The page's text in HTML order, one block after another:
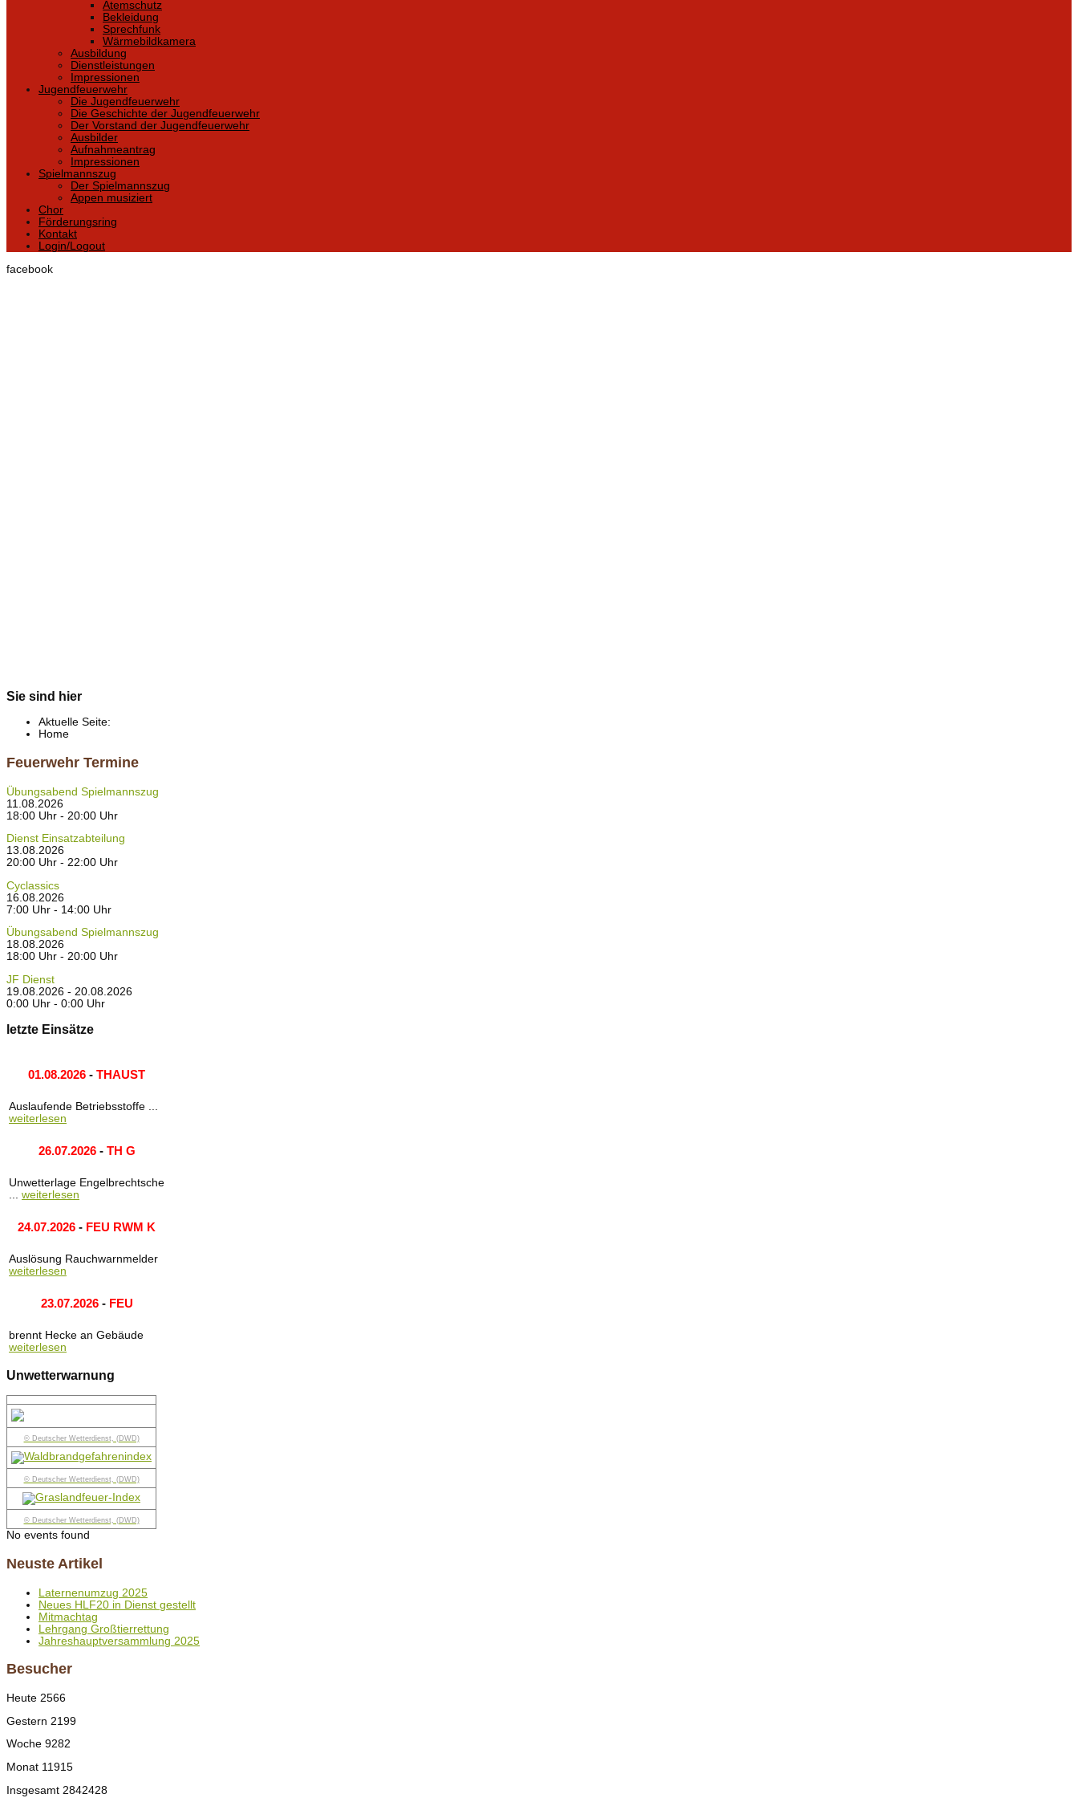
Atemschutz
Bekleidung
Sprechfunk
Wärmebildkamera
Ausbildung
Dienstleistungen
Impressionen
Jugendfeuerwehr
Die Jugendfeuerwehr
Die Geschichte der Jugendfeuerwehr
Der Vorstand der Jugendfeuerwehr
Ausbilder
Aufnahmeantrag
Impressionen
Spielmannszug
Der Spielmannszug
Appen musiziert
Chor
Förderungsring
Kontakt
Login/Logout
facebook
Sie sind hier
Aktuelle Seite:
Home
Feuerwehr Termine
Übungsabend Spielmannszug
11.08.2026
18:00 Uhr - 20:00 Uhr
Dienst Einsatzabteilung
13.08.2026
20:00 Uhr - 22:00 Uhr
Cyclassics
16.08.2026
7:00 Uhr - 14:00 Uhr
Übungsabend Spielmannszug
18.08.2026
18:00 Uhr - 20:00 Uhr
JF Dienst
19.08.2026 - 20.08.2026
0:00 Uhr - 0:00 Uhr
letzte Einsätze
01.08.2026 - THAUST
Auslaufende Betriebsstoffe ...
weiterlesen
26.07.2026- TH G
Unwetterlage Engelbrechtsche
... weiterlesen
24.07.2026 - FEU RWM K
Auslösung Rauchwarnmelder
weiterlesen
23.07.2026- FEU
brennt Hecke an Gebäude
weiterlesen
Unwetterwarnung
© Deutscher Wetterdienst, (DWD)
© Deutscher Wetterdienst, (DWD)
© Deutscher Wetterdienst, (DWD)
No events found
Neuste Artikel
Laternenumzug 2025
Neues HLF20 in Dienst gestellt
Mitmachtag
Lehrgang Großtierrettung
Jahreshauptversammlung 2025
Besucher
Heute 2566
Gestern 2199
Woche 9282
Monat 11915
Insgesamt 2842428